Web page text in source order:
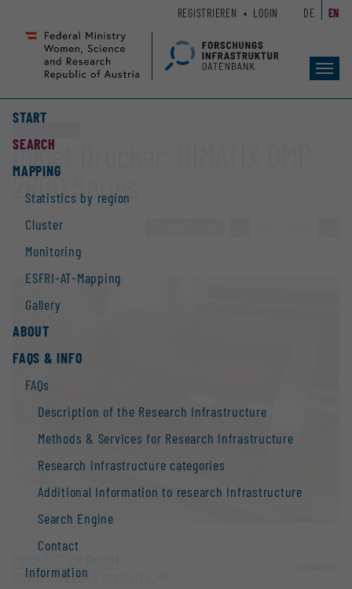
Seiteninhalt
Accesskey
Hauptnavigation
Accesskey
START
SEARCH
MAPPING
Statistics by region
Cluster
Monitoring
ESFRI-AT-Mapping
Gallery
ABOUT
FAQS & INFO
FAQs
Description of the Research Infrastructure
Methods & Services for Research Infrastructure
Research infrastructure categories
Additional Information to research Infrastructure
Search Engine
Contact
Information
REGISTRIEREN LOGIN DE EN
Inkjet Drucker: DIMATIX DMP
2800 Series
Steyr-Gleink |